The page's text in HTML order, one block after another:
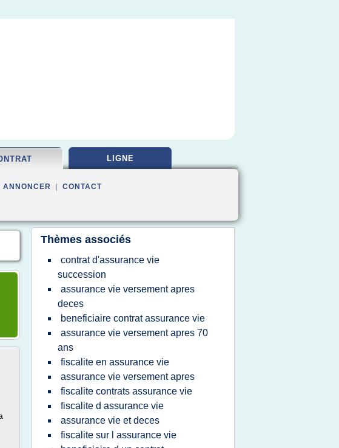
LIGNE
ANNONCER CONTACT
Thèmes associés
contrat d'assurance vie
succession
assurance vie versement apres
deces
beneficiaire contrat assurance vie
assurance vie versement apres 70
ans
fiscalite en assurance vie
assurance vie versement apres
fiscalite contrats assurance vie
fiscalite d assurance vie
assurance vie et deces
fiscalite sur l assurance vie